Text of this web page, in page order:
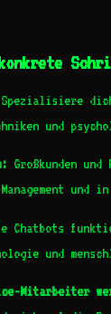
Spezialisiere
und
Großkunden
und
Chatbots
und
Mitarbeiter